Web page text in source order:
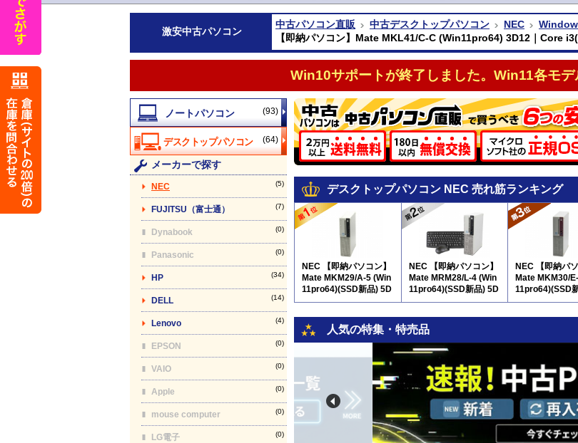
激安中古パソコン
中古パソコン直販 中古デスクトップパソコン NEC
【即納パソコン】Mate MKL41/C-C (Win11pro64) 3D12｜Core
Win10サポートが終了しました。Win11各モデ
(93)
(64)
メーカーで探す
NEC (5)
FUJITSU（富士通） (7)
Dynabook (0)
Panasonic (0)
HP (34)
DELL (14)
Lenovo (4)
EPSON (0)
VAIO (0)
Apple (0)
mouse computer (0)
LG電子 (0)
デスクトップパソコン NEC 売れ筋ランキング
NEC 【即納パソコン】
Mate MKM29/A-5 (Win
11pro64)(SSD新品) 5D
9
NEC 【即納パソコン】
Mate MRM28/L-4 (Win
11pro64)(SSD新品) 5D
8
NEC 【即納パソ
Mate MKM30/
11pro64)(SSD
8
人気の特集・特売品